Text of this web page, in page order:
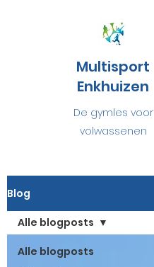
Multisport
Enkhuizen
De gymles voor
volwassenen
Blog
Alle blogposts
Alle blogposts